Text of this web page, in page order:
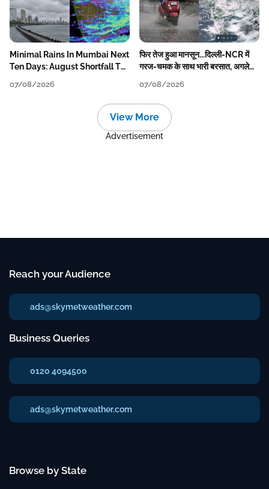
Minimal Rains In Mumbai Next
Ten Days: August Shortfall To
07/08/2026
फिर तेज हुआ मानसून...दिल्ली-NCR में
गरज-चमक के साथ भारी बरसात, अगले
07/08/2026
View More
Advertisement
Reach your Audience
ads@skymetweather.com
Business Queries
0120 4094500
ads@skymetweather.com
Browse by State